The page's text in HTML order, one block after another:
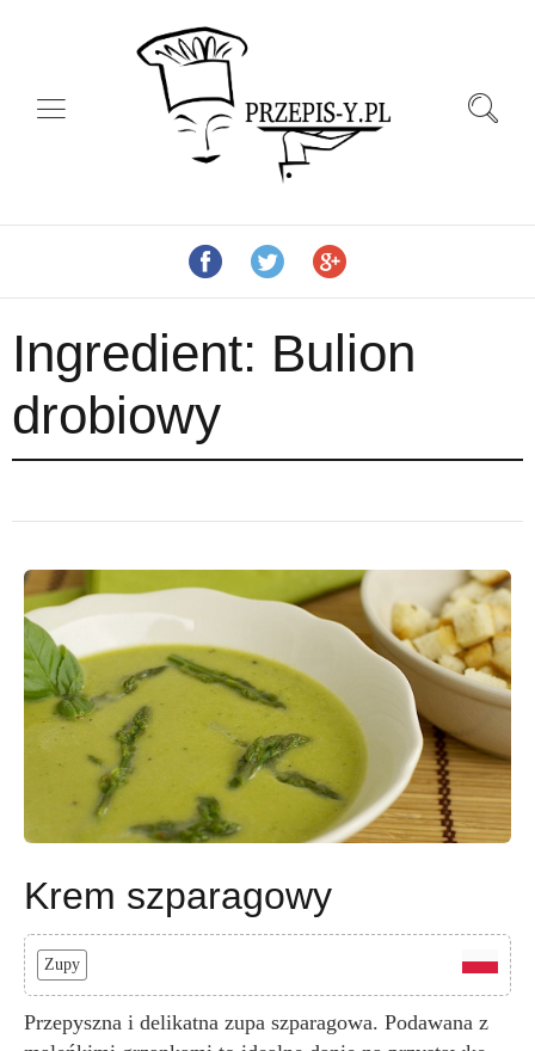
Ingredient: Bulion
drobiowy
Krem szparagowy
Zupy
Przepyszna i delikatna zupa szparagowa. Podawana z